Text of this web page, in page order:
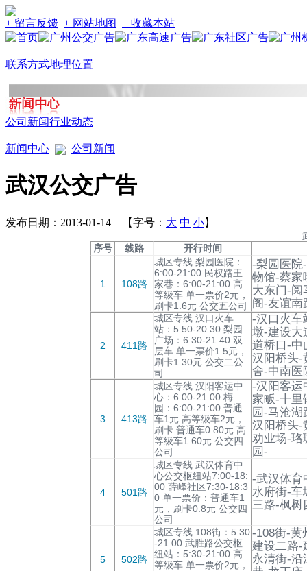
+ 留言反馈 + 网站地图 + 收藏本站
联系方式地理位置
公司新闻行业动态
新闻中心 公司新闻
武汉公交广告
发布日期：2013-01-14 【字号： 大 中 小】
序号
线路 开行时间
1 108路
城区专线 梨园医院：
6:00-21:00 民权路王
家巷：6:00-21:00 高
等级车 单一票价2元，
刷卡1.6元 公交五公司
-梨园医院
物馆-蔡家
大东门-阅
阁-友谊南
2 411路
城区专线 汉口火车
站：5:50-20:30 梨园
广场：6:30-21:40 双
层车 单一票价1.5元，
刷卡1.30元 公交二公
司
-汉口火车
墩-建设大
道桥口-中
汉阳桥头-
舍-中南医
3 413路
城区专线 汉阳客运中
心：6:00-21:00 梅
园：6:00-21:00 普通
车1元 高等级车2元，
刷卡 普通车0.80元 高
等级车1.60元 公交四
公司
-汉阳客运
家畈-十里
园-马沧
汉阳桥头-
劝业场-珞
园-
4 501路
城区专线 武汉体育中
心公交枢纽站7:00-18:
00 薛峰社区7:30-18:3
0 单一票价：普通车1
元，刷卡0.8元 公交四
公司
-武汉体育
水府街-车
三路-枫树
5 502路
城区专线 108街：5:30
-21:00 武胜路公交枢
纽站：5:30-21:00 高
等级车 单一票价2元，
-108街-黄
建设二路-
永清街-沿